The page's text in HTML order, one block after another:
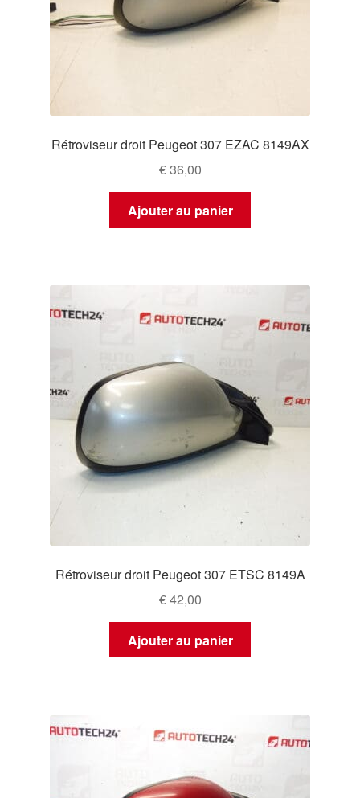
Termes et conditions
Rétroviseur droit Peugeot 307 EZAC 8149AX
€36,00
Ajouter au panier
Rétroviseur droit Peugeot 307 ETSC 8149A
€42,00
Ajouter au panier